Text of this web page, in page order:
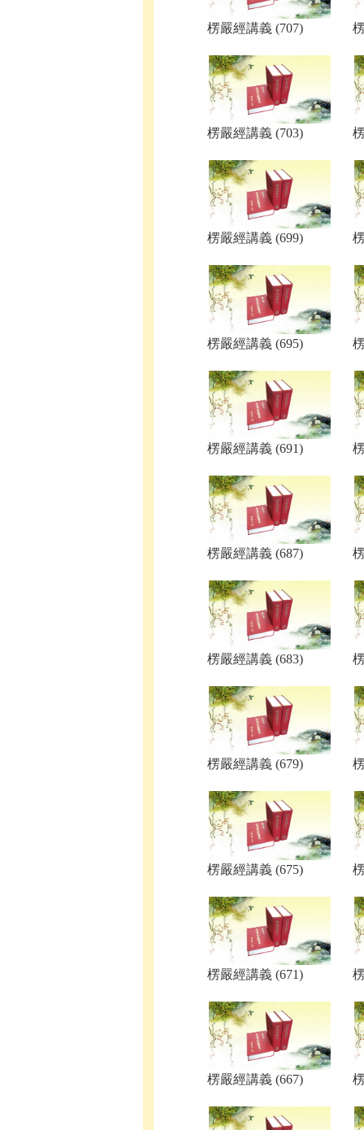
楞嚴經講義 (707)
楞嚴經講義 (703)
楞嚴經講義 (699)
楞嚴經講義 (695)
楞嚴經講義 (691)
楞嚴經講義 (687)
楞嚴經講義 (683)
楞嚴經講義 (679)
楞嚴經講義 (675)
楞嚴經講義 (671)
楞嚴經講義 (667)